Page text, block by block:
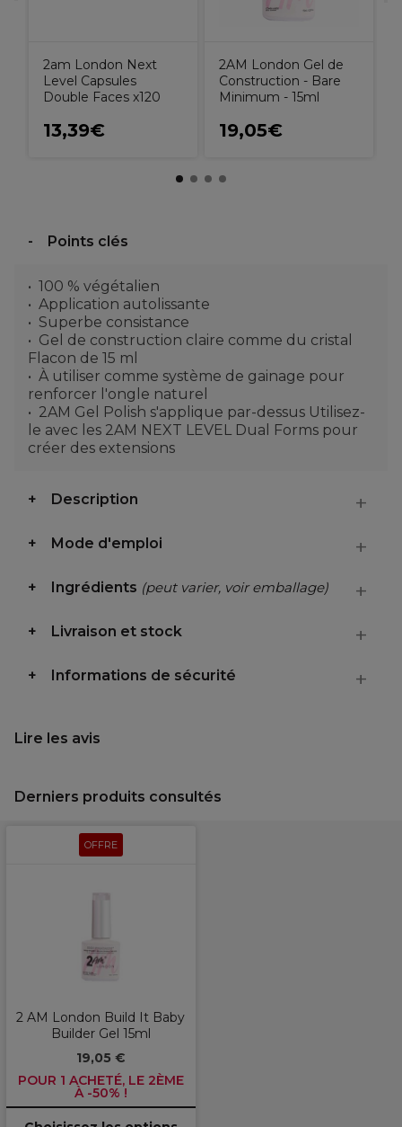
2am London Next
Level Capsules
Double Faces x120
13,39€
2AM London Gel de
Construction - Bare
Minimum - 15ml
19,05€
Points clés
100 % végétalien
Application autolissante
Superbe consistance
Gel de construction claire comme du cristal
Flacon de 15 ml
À utiliser comme système de gainage pour
renforcer l'ongle naturel
2AM Gel Polish s'applique par-dessus Utilisez-
le avec les 2AM NEXT LEVEL Dual Forms pour
créer des extensions
Description
Mode d'emploi
Ingrédients (peut varier, voir emballage)
Livraison et stock
Informations de sécurité
Lire les avis
Derniers produits consultés
OFFRE
2 AM London Build It Baby
Builder Gel 15ml
19,05 €
POUR 1 ACHETÉ, LE 2ÈME
À -50% !